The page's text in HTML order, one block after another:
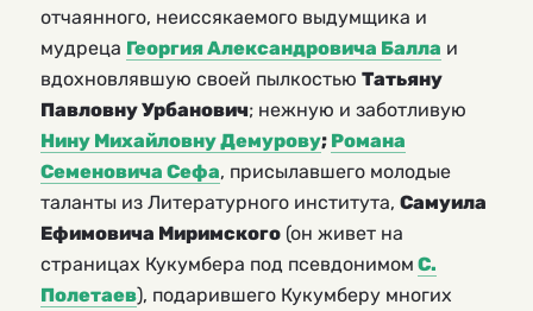
отчаянного, неиссякаемого выдумщика и
мудреца Георгия Александровича Балла и
вдохновлявшую своей пылкостью Татьяну
Павловну Урбанович; нежную и заботливую
Нину Михайловну Демурову; Романа
Семеновича Сефа, присылавшего молодые
таланты из Литературного института, Самуила
Ефимовича Миримского (он живет на
страницах Кукумбера под псевдонимом С.
Полетаев), подарившего Кукумберу многих